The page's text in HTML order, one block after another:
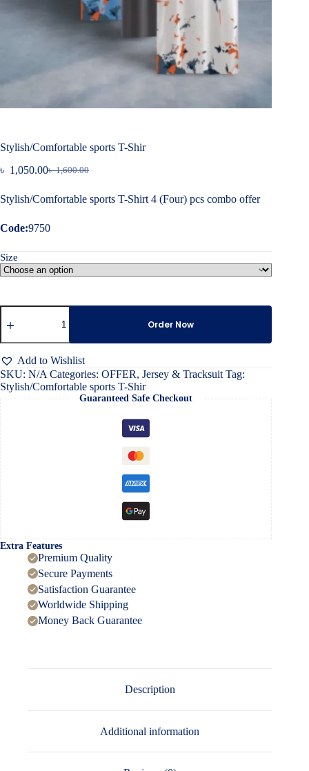
Stylish/Comfortable sports T-Shir
৳1,600.00
Original
was:
৳ 1,050.00Current
is:
Stylish/Comfortable sports T-Shirt 4 (Four) pcs combo offer
Code:9750
Size
Stylish/Comfortable
sports
Shir
quantity
Order Now
Add to Wishlist
SKU: N/A Categories: OFFER, Jersey & Tracksuit Tag:
Stylish/Comfortable sports T-Shir
Guaranteed Safe Checkout
Extra Features
Premium Quality
Secure Payments
Satisfaction Guarantee
Worldwide Shipping
Money Back Guarantee
Description
Additional information